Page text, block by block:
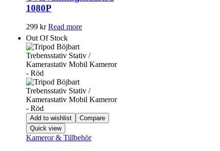
1080P
299 kr Read more
Out Of Stock
Add to wishlist
Compare
Quick view
Kameror & Tillbehör